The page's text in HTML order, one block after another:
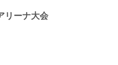
リーナ大会